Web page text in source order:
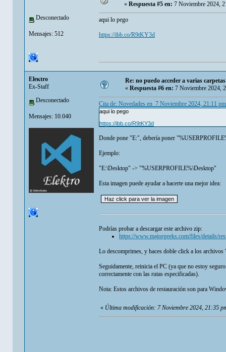
Desconectado
Mensajes: 512
« Respuesta #5 en: 7 Noviembre 2024,
aqui lo pego
https://ibb.co/R9tKY3d
Eleкtro
Ex-Staff
Desconectado
Mensajes: 10.040
Re: no puedo acceder a varias
«Respuesta #6 en:7 Noviembre 2024,
Cita de: Novedades en 7 Noviembre 2024, 21:11 pm
aqui lo pego
https://ibb.co/R9tKY3d
Donde pone "E:", debería poner
Ejemplo:
"E:\Desktop" -> "%USERPROFILE%\Desktop"
Esta imagen puede ayudar a hacerte una mejor idea:
Podrías probar a descargar este archivo zip:
https://www.majorgeeks.com/files/details/
Lo descomprimes, y haces doble click a los
Seguidamente, reinicia el PC (ya que no estoy
correctamente con las rutas especificadas).
Nota: Estos archivos de restauración son para
«Última modificación: 7 Noviembre 2024, 21:35